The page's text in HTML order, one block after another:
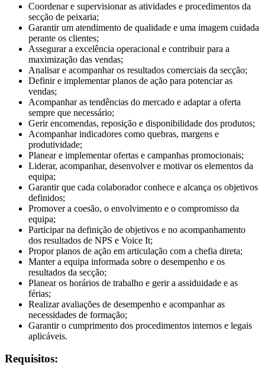
Coordenar e supervisionar as atividades e procedimentos da
secção de peixaria;
Garantir um atendimento de qualidade e uma imagem cuidada
perante os clientes;
Assegurar a excelência operacional e contribuir para a
maximização das vendas;
Analisar e acompanhar os resultados comerciais da secção;
Definir e implementar planos de ação para potenciar as
vendas;
Acompanhar as tendências do mercado e adaptar a oferta
sempre que necessário;
Gerir encomendas, reposição e disponibilidade dos produtos;
Acompanhar indicadores como quebras, margens e
produtividade;
Planear e implementar ofertas e campanhas promocionais;
Liderar, acompanhar, desenvolver e motivar os elementos da
equipa;
Garantir que cada colaborador conhece e alcança os objetivos
definidos;
Promover a coesão, o envolvimento e o compromisso da
equipa;
Participar na definição de objetivos e no acompanhamento
dos resultados de NPS e Voice It;
Propor planos de ação em articulação com a chefia direta;
Manter a equipa informada sobre o desempenho e os
resultados da secção;
Planear os horários de trabalho e gerir a assiduidade e as
férias;
Realizar avaliações de desempenho e acompanhar as
necessidades de formação;
Garantir o cumprimento dos procedimentos internos e legais
aplicáveis.
Requisitos: